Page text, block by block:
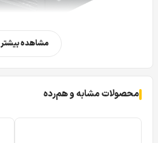
مشاهده بیشتر
محصولات مشابه و هم‌رده